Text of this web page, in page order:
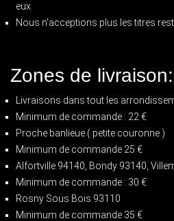
eux.
Nous n'acceptions plus les titres
Zones de livraison:
Livraisons dans tout les
Minimum de commande : 22 €
Proche banlieue ( petite couronne )
Minimum de commande 25 €
Alfortville 94140, Bondy 93140,
Minimum de commande : 30 €
Rosny Sous Bois 93110
Minimum de commande 35 €